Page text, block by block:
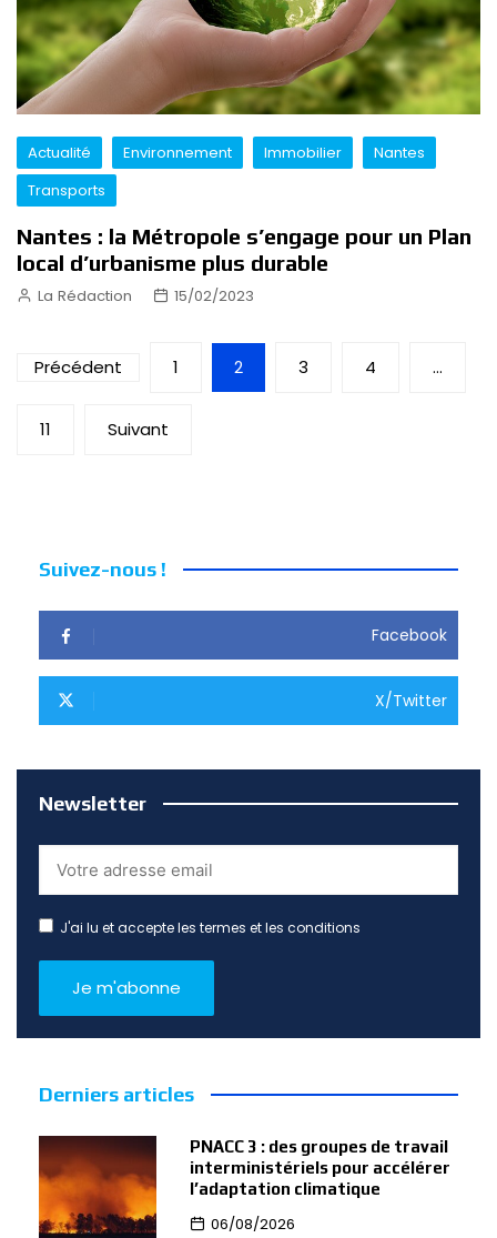
Actualité Environnement Immobilier
Nantes
Transports
Nantes : la Métropole s’engage pour un Plan
local d’urbanisme plus durable
La Rédaction 15/02/2023
Pagination
publications
Précédent 1 2 3 4 …
11 Suivant
Suivez-nous !
Facebook
X/Twitter
Newsletter
J'ai lu et accepte les termes et les conditions
Derniers articles
PNACC 3 : des groupes de travail
interministériels pour accélérer
l’adaptation climatique
06/08/2026